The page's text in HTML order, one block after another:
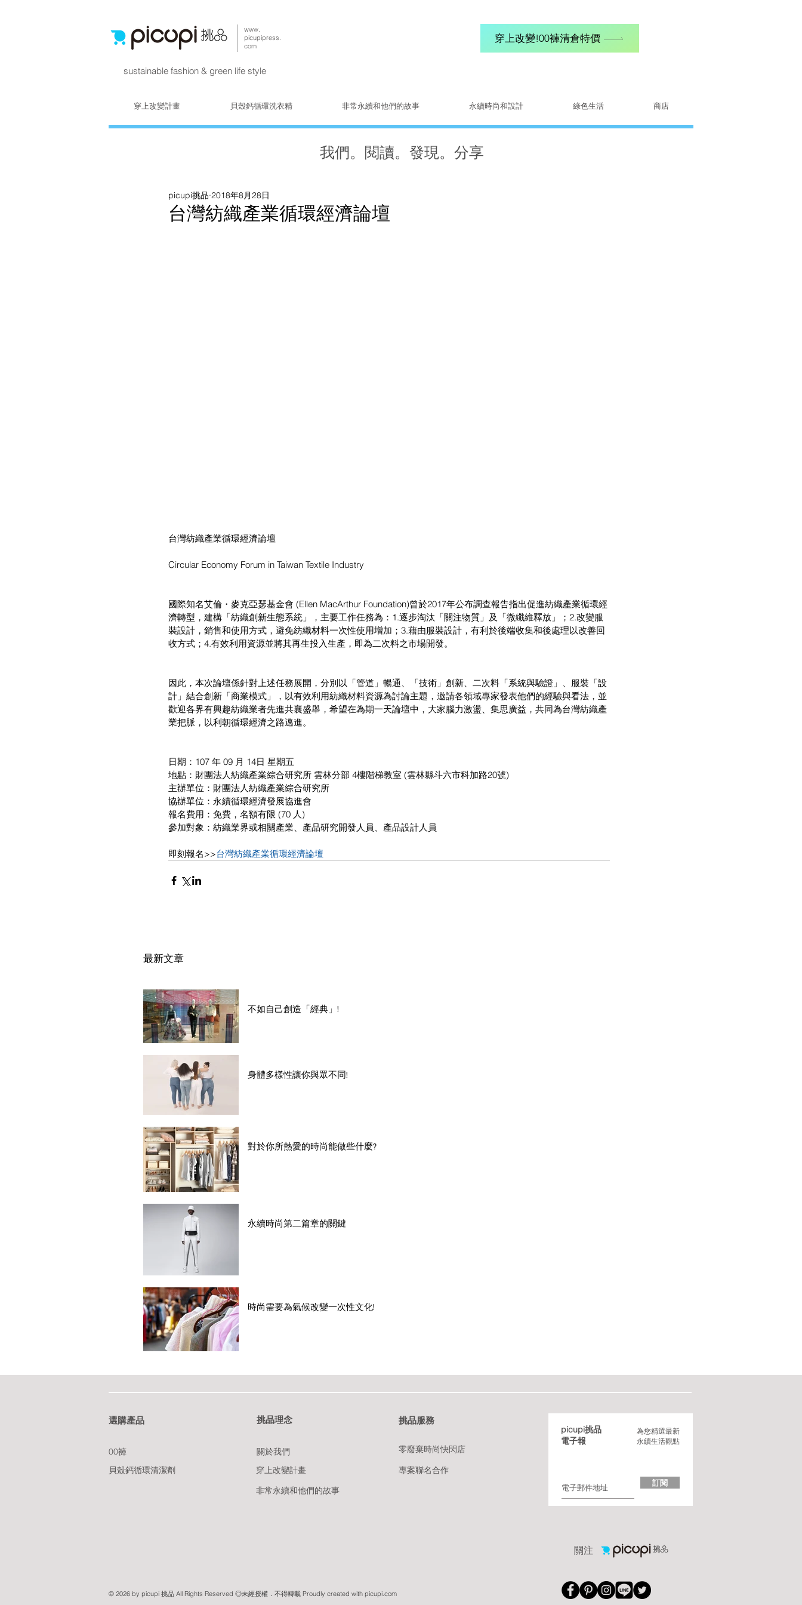
www.
picupipress.
com
穿上改變!00褲清倉特價
sustainable fashion & green life style
穿上改變計畫 貝殼鈣循環洗衣精 非常永續和他們的故事 永續時尚和設計 綠色生活 商店
我們。閱讀。發現。分享
台灣紡織產業循環經濟論壇
picupi挑品 2018年8月28日
台灣紡織產業循環經濟論壇
Circular Economy Forum in Taiwan Textile Industry
國際知名艾倫・麥克亞瑟基金會 (Ellen MacArthur Foundation)曾於2017年公布調查報告指出促進紡織產業循環經
濟轉型，建構「紡織創新生態系統」，主要工作任務為：1.逐步淘汰「關注物質」及「微纖維釋放」；2.改變服
裝設計，銷售和使用方式，避免紡織材料一次性使用增加；3.藉由服裝設計，有利於後端收集和後處理以改善回
收方式；4.有效利用資源並將其再生投入生產，即為二次料之市場開發。
因此，本次論壇係針對上述任務展開，分別以「管道」暢通、「技術」創新、二次料「系統與驗證」、服裝「設
計」結合創新「商業模式」，以有效利用紡織材料資源為討論主題，邀請各領域專家發表他們的經驗與看法，並
歡迎各界有興趣紡織業者先進共襄盛舉，希望在為期一天論壇中，大家腦力激盪、集思廣益，共同為台灣紡織產
業把脈，以利朝循環經濟之路邁進。
日期：107 年 09 月 14日 星期五
地點：財團法人紡織產業綜合研究所 雲林分部 4樓階梯教室 (雲林縣斗六市科加路20號)
主辦單位：財團法人紡織產業綜合研究所
協辦單位：永續循環經濟發展協進會
報名費用：免費，名額有限 (70 人)
參加對象：紡織業界或相關產業、產品研究開發人員、產品設計人員
即刻報名>>台灣紡織產業循環經濟論壇
最新文章
不如自己創造「經典」!
身體多樣性讓你與眾不同!
對於你所熱愛的時尚能做些什麼?
永續時尚第二篇章的關鍵
時尚需要為氣候改變一次性文化!
​選購產品
00褲
貝殼鈣循環清潔劑
​挑品理念
關於我們
穿上改變計畫
​挑品服務
零廢棄時尚快閃店
專案聯名合作
非常永續和他們的故事
© 2026 by picupi 挑品 All Rights Reserved ◎未經授權．不得轉載 Proudly created with picupi.com
picupi挑品
電子報
為您精選最新
永續生活觀點
訂閱
​關注